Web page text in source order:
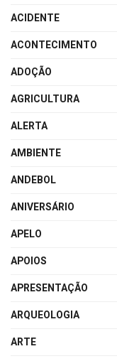
ACIDENTE
ACONTECIMENTO
ADOÇÃO
AGRICULTURA
ALERTA
AMBIENTE
ANDEBOL
ANIVERSÁRIO
APELO
APOIOS
APRESENTAÇÃO
ARQUEOLOGIA
ARTE